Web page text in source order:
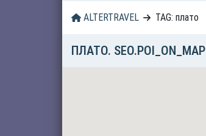
ALTERTRAVEL TAG: плато
ПЛАТО. SEO.POI_ON_MAP